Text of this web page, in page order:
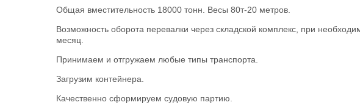
Общая вместительность 18000 тонн. Весы 80т-20 метров.
Возможность оборота перевалки через складской комплекс, при
месяц.
Принимаем и отгружаем любые типы транспорта.
Загрузим контейнера.
Качественно сформируем судовую партию.